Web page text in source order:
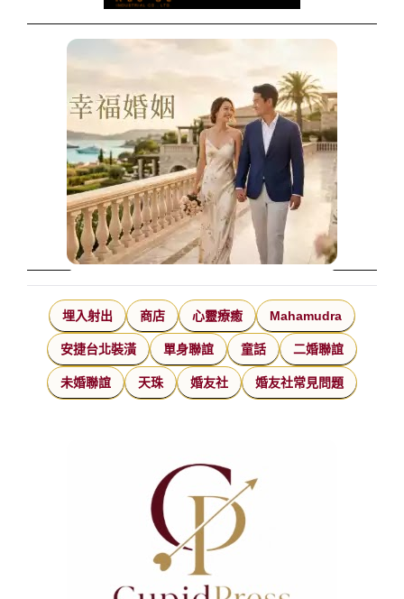
埋入射出 商店 心靈療癒 Mahamudra
安捷台北裝潢 單身聯誼 童話 二婚聯誼
未婚聯誼 天珠 婚友社 婚友社常見問題